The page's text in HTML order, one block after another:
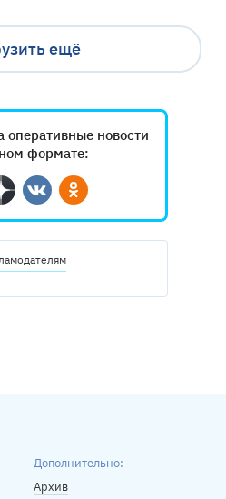
ещё
оперативные новости
формате:
ДзенВконтактеОдноклассники
Дополнительно:
Архив